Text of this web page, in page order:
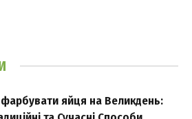
яйця на Великдень: